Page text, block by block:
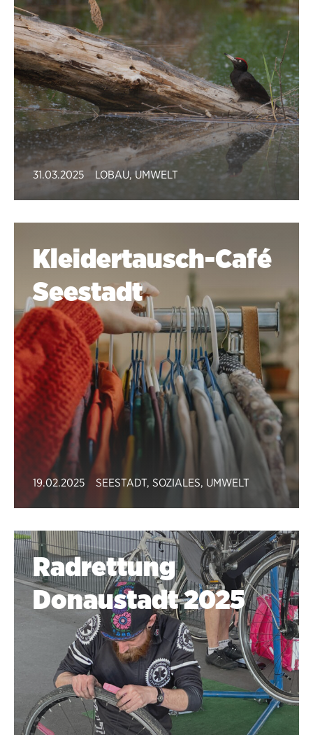
31.03.2025 LOBAU, UMWELT
Kleidertausch-Café
Seestadt
19.02.2025 SEESTADT, SOZIALES, UMWELT
Radrettung
Donaustadt 2025